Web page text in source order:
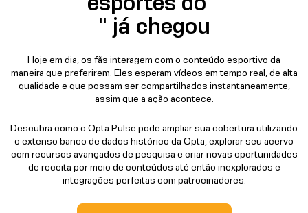
" já chegou
Hoje em dia, os fãs interagem com o conteúdo esportivo da
maneira que preferirem. Eles esperam vídeos em tempo real, de alta
qualidade e que possam ser compartilhados instantaneamente,
assim que a ação acontece.
Descubra como o Opta Pulse pode ampliar sua cobertura utilizando
o extenso banco de dados histórico da Opta, explorar seu acervo
com recursos avançados de pesquisa e criar novas oportunidades
de receita por meio de conteúdos até então inexplorados e
integrações perfeitas com patrocinadores.